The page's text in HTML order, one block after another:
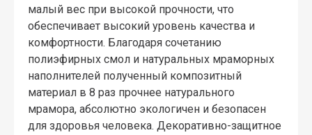
малый вес при высокой прочности, что
обеспечивает высокий уровень качества и
комфортности. Благодаря сочетанию
полиэфирных смол и натуральных мраморных
наполнителей полученный композитный
материал в 8 раз прочнее натурального
мрамора, абсолютно экологичен и безопасен
для здоровья человека. Декоративно-защитное